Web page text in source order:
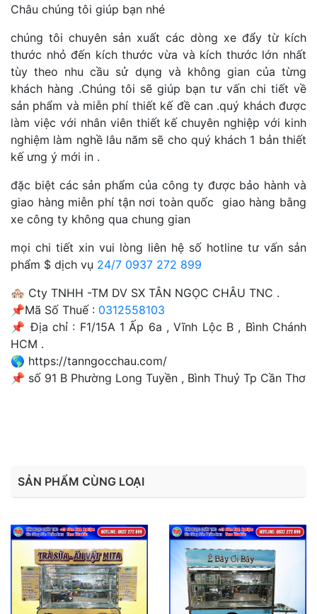
Châu chúng tôi giúp bạn nhé
chúng tôi chuyên sản xuất các dòng xe đẩy từ kích
thước nhỏ đến kích thước vừa và kích thước lớn nhất
tùy theo nhu cầu sử dụng và không gian của từng
khách hàng .Chúng tôi sẽ giúp bạn tư vấn chi tiết về
sản phẩm và miễn phí thiết kế đề can .quý khách được
làm việc với nhân viên thiết kế chuyên nghiệp với kinh
nghiệm làm nghề lâu năm sẽ cho quý khách 1 bản thiết
kế ưng ý mới in .
đặc biệt các sản phẩm của công ty được bảo hành và
giao hàng miễn phí tận nơi toàn quốc giao hàng bằng
xe công ty không qua chung gian
mọi chi tiết xin vui lòng liên hệ số hotline tư vấn sản
phẩm $ dịch vụ 24/7 0937 272 899
🏘️ Cty TNHH -TM DV SX TÂN NGỌC CHÂU TNC .
📌Mã Số Thuế : 0312558103
📌 Địa chỉ : F1/15A 1 Ấp 6a , Vĩnh Lộc B , Bình Chánh
HCM .
🌎 https://tanngocchau.com/
📌 số 91 B Phường Long Tuyền , Bình Thuỷ Tp Cần Thơ
SẢN PHẨM CÙNG LOẠI